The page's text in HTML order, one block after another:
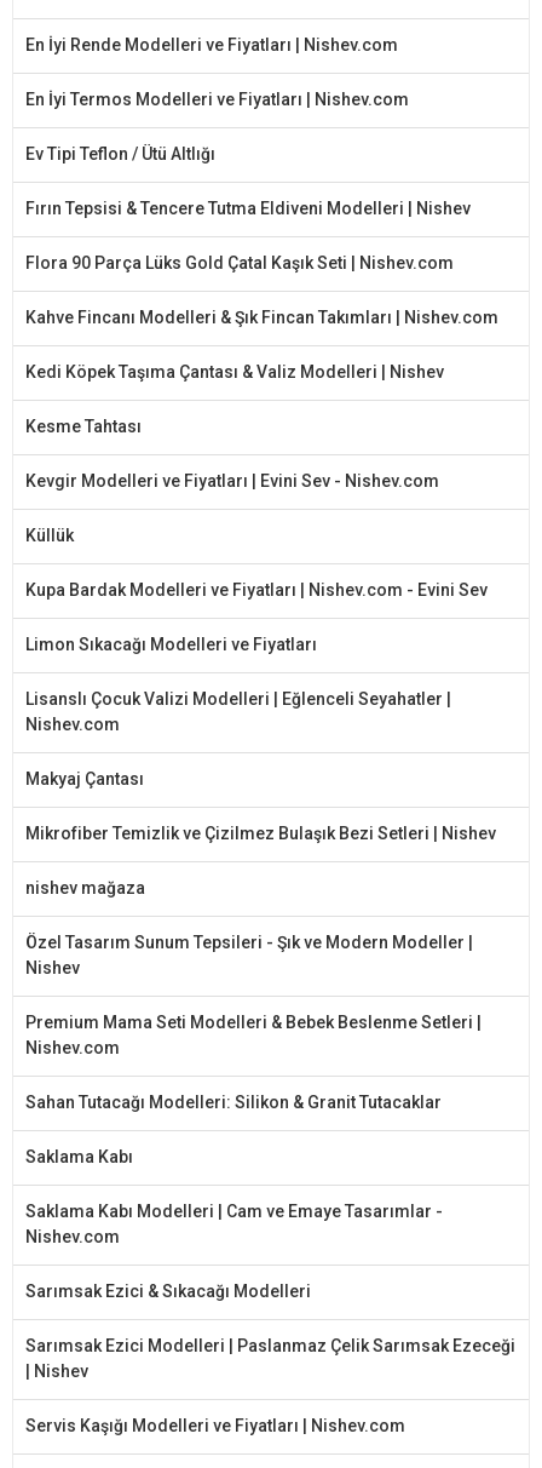
En İyi Rende Modelleri ve Fiyatları | Nishev.com
En İyi Termos Modelleri ve Fiyatları | Nishev.com
Ev Tipi Teflon / Ütü Altlığı
Fırın Tepsisi & Tencere Tutma Eldiveni Modelleri | Nishev
Flora 90 Parça Lüks Gold Çatal Kaşık Seti | Nishev.com
Kahve Fincanı Modelleri & Şık Fincan Takımları | Nishev.com
Kedi Köpek Taşıma Çantası & Valiz Modelleri | Nishev
Kesme Tahtası
Kevgir Modelleri ve Fiyatları | Evini Sev - Nishev.com
Küllük
Kupa Bardak Modelleri ve Fiyatları | Nishev.com - Evini Sev
Limon Sıkacağı Modelleri ve Fiyatları
Lisanslı Çocuk Valizi Modelleri | Eğlenceli Seyahatler |
Nishev.com
Makyaj Çantası
Mikrofiber Temizlik ve Çizilmez Bulaşık Bezi Setleri | Nishev
nishev mağaza
Özel Tasarım Sunum Tepsileri - Şık ve Modern Modeller |
Nishev
Premium Mama Seti Modelleri & Bebek Beslenme Setleri |
Nishev.com
Sahan Tutacağı Modelleri: Silikon & Granit Tutacaklar
Saklama Kabı
Saklama Kabı Modelleri | Cam ve Emaye Tasarımlar -
Nishev.com
Sarımsak Ezici & Sıkacağı Modelleri
Sarımsak Ezici Modelleri | Paslanmaz Çelik Sarımsak Ezeceği
| Nishev
Servis Kaşığı Modelleri ve Fiyatları | Nishev.com